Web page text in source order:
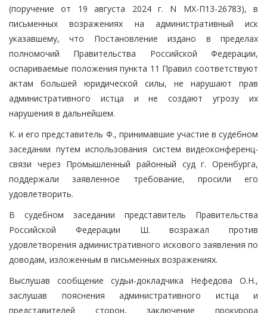
(поручение от 19 августа 2024 г. N МХ-П13-26783), в
письменных возражениях на административный иск
указавшему, что Постановление издано в пределах
полномочий Правительства Российской Федерации,
оспариваемые положения пункта 11 Правил соответствуют
актам большей юридической силы, не нарушают прав
административного истца и не создают угрозу их
нарушения в дальнейшем.
К. и его представитель Ф., принимавшие участие в судебном
заседании путем использования систем видеоконференц-
связи через Промышленный районный суд г. Оренбурга,
поддержали заявленное требование, просили его
удовлетворить.
В судебном заседании представитель Правительства
Российской Федерации Ш. возражал против
удовлетворения административного искового заявления по
доводам, изложенным в письменных возражениях.
Выслушав сообщение судьи-докладчика Нефедова О.Н.,
заслушав пояснения административного истца и
представителей сторон, заключение прокурора